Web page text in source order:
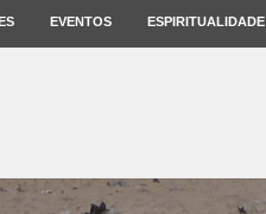
EVENTOS ESPIRITUALIDADE